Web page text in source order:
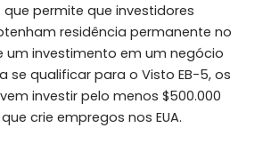
que permite que investidores
residência permanente no
um investimento em um negócio
se qualificar para o Visto EB-5, os
investir pelo menos $500.000
crie empregos nos EUA.